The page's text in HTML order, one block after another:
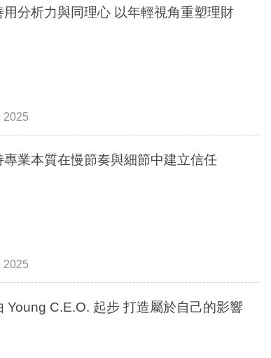
用分析力與同理心 以年輕視角重塑理財
2025
專業本質在慢節奏與細節中建立信任
2025
Young C.E.O. 起步 打造屬於自己的影響